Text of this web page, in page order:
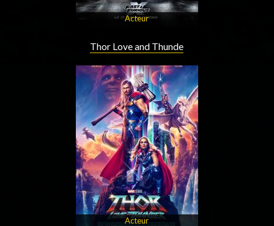
Acteur
Thor Love and Thunde
Acteur